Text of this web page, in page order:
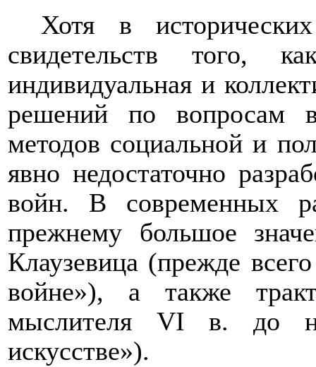
Хотя в
свидетельств того,
индивидуальная и
решений по вопросам
методов социальной и
явно недостаточно
войн. В современных
прежнему большое
Клаузевица (прежде
войне»), а также
мыслителя VI в. до
искусстве»).